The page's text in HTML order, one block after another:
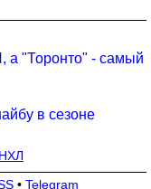
а "Торонто" - самый
в сезоне
НХЛ
• Telegram